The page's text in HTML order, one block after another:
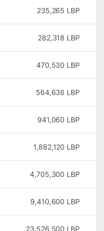
235,265 LBP
282,318 LBP
470,530 LBP
564,636 LBP
941,060 LBP
1,882,120 LBP
4,705,300 LBP
9,410,600 LBP
23,526,500 LBP